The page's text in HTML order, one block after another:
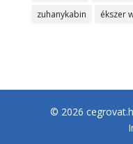
zuhanykabin
ékszer
© 2026